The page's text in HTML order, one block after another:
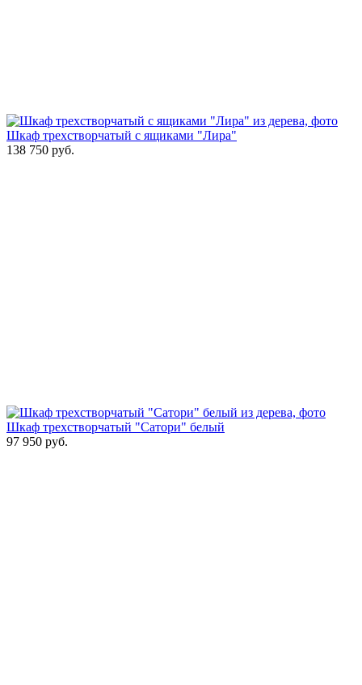
Шкаф трехстворчатый с ящиками "Лира"
138 750 руб.
Шкаф трехстворчатый "Сатори" белый
97 950 руб.